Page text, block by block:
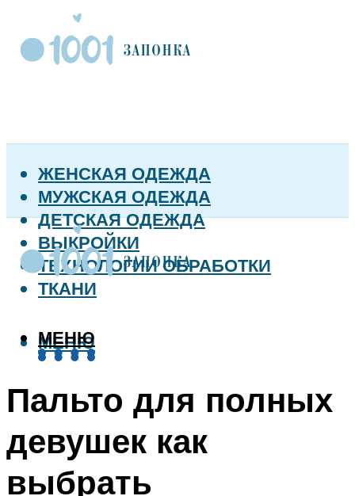
ЖЕНСКАЯ ОДЕЖДА
МУЖСКАЯ ОДЕЖДА
ДЕТСКАЯ ОДЕЖДА
ВЫКРОЙКИ
ТЕХНОЛОГИИ ОБРАБОТКИ
ТКАНИ
МЕНЮ
МЕНЮ
Пальто для полных
девушек как
выбрать